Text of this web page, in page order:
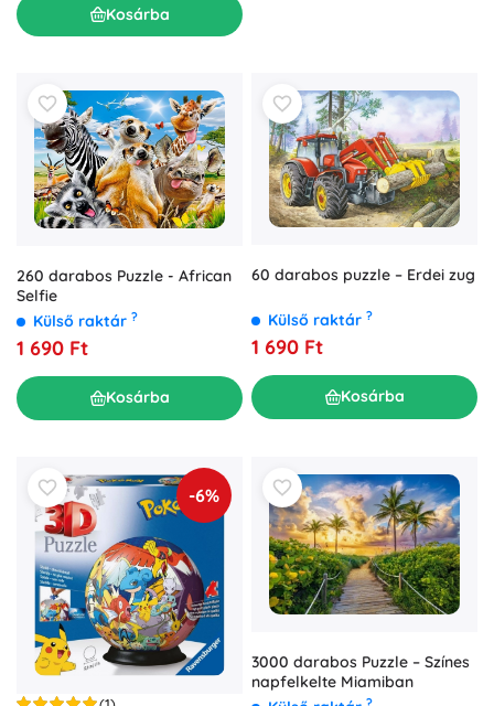
Kosárba
260 darabos Puzzle - African
Selfie
Külső raktár ?
1 690 Ft
Kosárba
60 darabos puzzle – Erdei zug
Külső raktár ?
1 690 Ft
Kosárba
-6%
3000 darabos Puzzle – Színes
napfelkelte Miamiban